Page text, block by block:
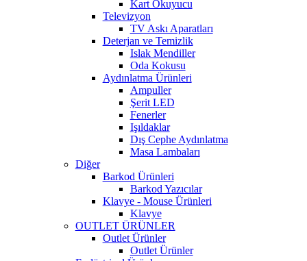
Kart Okuyucu
Televizyon
TV Askı Aparatları
Deterjan ve Temizlik
Islak Mendiller
Oda Kokusu
Aydınlatma Ürünleri
Ampuller
Şerit LED
Fenerler
Işıldaklar
Dış Cephe Aydınlatma
Masa Lambaları
Diğer
Barkod Ürünleri
Barkod Yazıcılar
Klavye - Mouse Ürünleri
Klavye
OUTLET ÜRÜNLER
Outlet Ürünler
Outlet Ürünler